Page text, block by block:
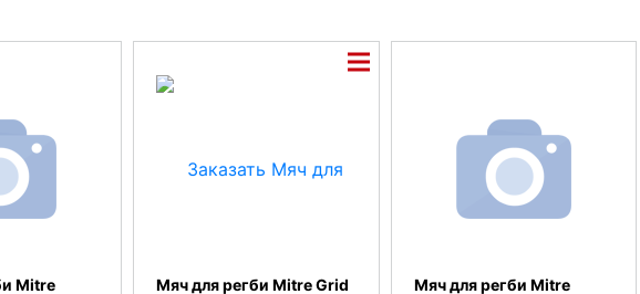
Mitre
Мяч для регби Mitre Grid
Мяч для регби Mitre